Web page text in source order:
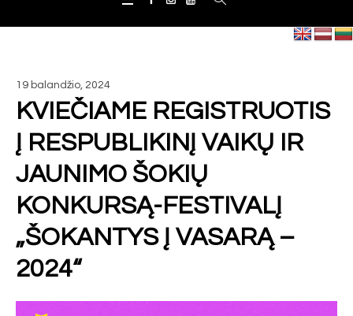
19 balandžio, 2024
KVIEČIAME REGISTRUOTIS
Į RESPUBLIKINĮ VAIKŲ IR
JAUNIMO ŠOKIŲ
KONKURSĄ-FESTIVALĮ
„ŠOKANTYS Į VASARĄ –
2024“